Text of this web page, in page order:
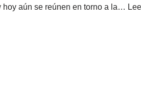
hoy aún se reúnen en torno a la…